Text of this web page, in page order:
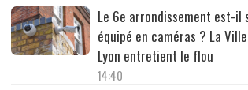
Le 6e arrondissement est-il
équipé en caméras ? La
Lyon entretient le flou
14:40